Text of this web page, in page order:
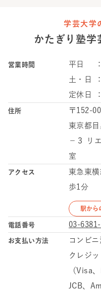
学芸大学
かたぎり塾学
営業時間 平日 ：
土・日
：
定休日
：
住所
〒152-
東京都目
−３ リ
室
アクセス
東急東
歩1分
駅から
電話番号 03-
お支払い方法
コンビ
クレジ
（Visa
JCB、